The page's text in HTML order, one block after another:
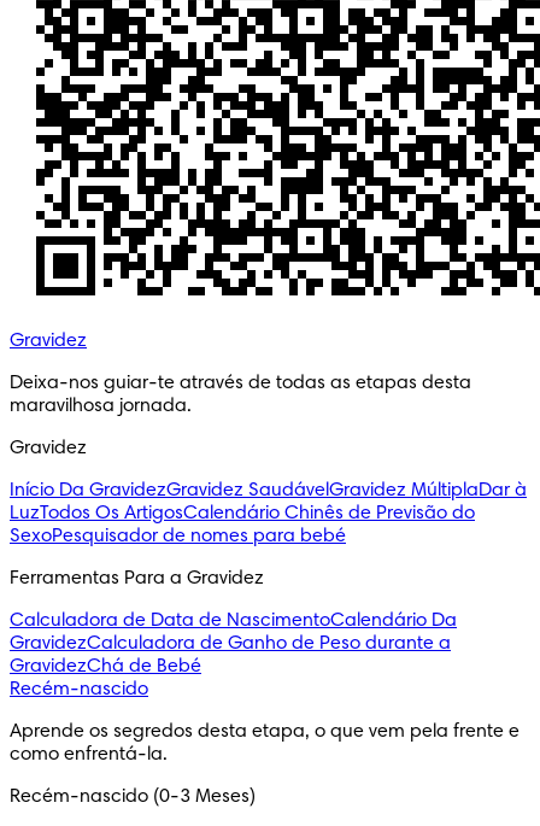
Gravidez
Deixa-nos guiar-te através de todas as etapas desta
maravilhosa jornada.
Gravidez
Início Da GravidezGravidez SaudávelGravidez MúltiplaDar à
LuzTodos Os ArtigosCalendário Chinês de Previsão do
SexoPesquisador de nomes para bebé
Ferramentas Para a Gravidez
Calculadora de Data de NascimentoCalendário Da
GravidezCalculadora de Ganho de Peso durante a
GravidezChá de Bebé
Recém-nascido
Aprende os segredos desta etapa, o que vem pela frente e
como enfrentá-la.
Recém-nascido (0-3 Meses)